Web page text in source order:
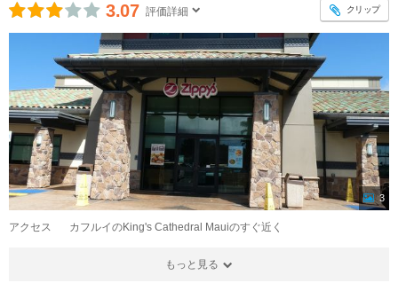
3.07 評価詳細 クリップ
3
アクセス カフルイのKing's Cathedral Mauiのすぐ近く
もっと見る